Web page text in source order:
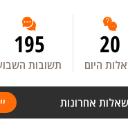
20
היום
195
תשובות
שאלות אחרונות